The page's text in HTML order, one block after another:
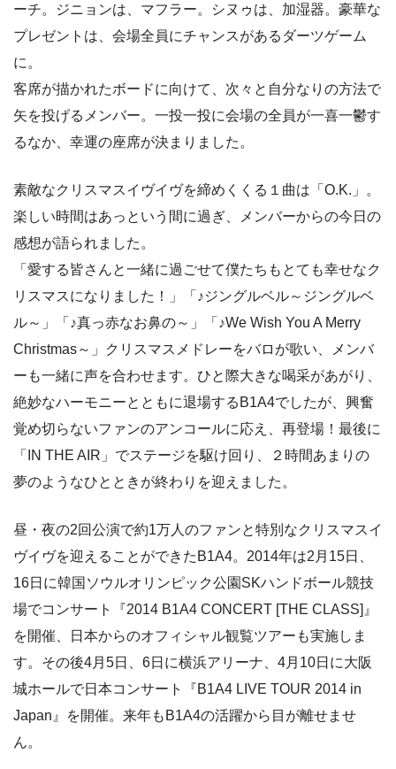
ーチ。ジニョンは、マフラー。シヌゥは、加湿器。豪華な
プレゼントは、会場全員にチャンスがあるダーツゲーム
に。
客席が描かれたボードに向けて、次々と自分なりの方法で
矢を投げるメンバー。一投一投に会場の全員が一喜一鬱す
るなか、幸運の座席が決まりました。
素敵なクリスマスイヴイヴを締めくくる１曲は「O.K.」。
楽しい時間はあっという間に過ぎ、メンバーからの今日の
感想が語られました。
「愛する皆さんと一緒に過ごせて僕たちもとても幸せなク
リスマスになりました！」「♪ジングルベル～ジングルベ
ル～」「♪真っ赤なお鼻の～」「♪We Wish You A Merry
Christmas～」クリスマスメドレーをバロが歌い、メンバ
ーも一緒に声を合わせます。ひと際大きな喝采があがり、
絶妙なハーモニーとともに退場するB1A4でしたが、興奮
覚め切らないファンのアンコールに応え、再登場！最後に
「IN THE AIR」でステージを駆け回り、２時間あまりの
夢のようなひとときが終わりを迎えました。
昼・夜の2回公演で約1万人のファンと特別なクリスマスイ
ヴイヴを迎えることができたB1A4。2014年は2月15日、
16日に韓国ソウルオリンピック公園SKハンドボール競技
場でコンサート『2014 B1A4 CONCERT [THE CLASS]』
を開催、日本からのオフィシャル観覧ツアーも実施しま
す。その後4月5日、6日に横浜アリーナ、4月10日に大阪
城ホールで日本コンサート『B1A4 LIVE TOUR 2014 in
Japan』を開催。来年もB1A4の活躍から目が離せませ
ん。